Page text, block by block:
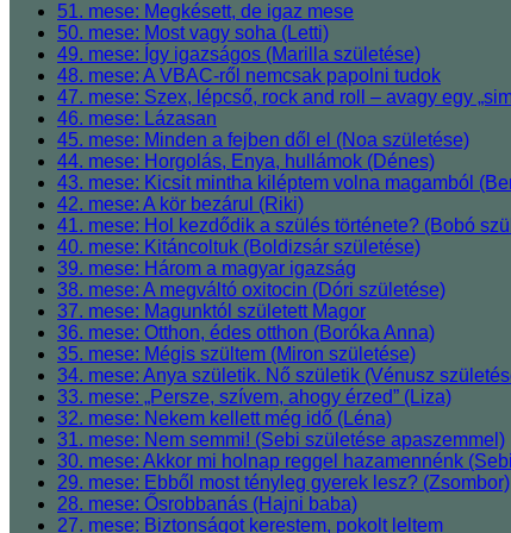
51. mese: Megkésett, de igaz mese
50. mese: Most vagy soha (Letti)
49. mese: Így igazságos (Marilla születése)
48. mese: A VBAC-ről nemcsak papolni tudok
47. mese: Szex, lépcső, rock and roll ‒ avagy egy
46. mese: Lázasan
45. mese: Minden a fejben dől el (Noa születése)
44. mese: Horgolás, Enya, hullámok (Dénes)
43. mese: Kicsit mintha kiléptem volna magamból
42. mese: A kör bezárul (Riki)
41. mese: Hol kezdődik a szülés története? (Bobó
40. mese: Kitáncoltuk (Boldizsár születése)
39. mese: Három a magyar igazság
38. mese: A megváltó oxitocin (Dóri születése)
37. mese: Magunktól született Magor
36. mese: Otthon, édes otthon (Boróka Anna)
35. mese: Mégis szültem (Miron születése)
34. mese: Anya születik. Nő születik (Vénusz
33. mese: „Persze, szívem, ahogy érzed” (Liza)
32. mese: Nekem kellett még idő (Léna)
31. mese: Nem semmi! (Sebi születése apaszemmel)
30. mese: Akkor mi holnap reggel hazamennénk
29. mese: Ebből most tényleg gyerek lesz? (Zsombor)
28. mese: Ősrobbanás (Hajni baba)
27. mese: Biztonságot kerestem, pokolt leltem